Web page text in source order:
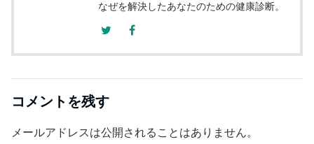
なぜを解決したあなたのための健康診断。
コメントを残す
メールアドレスは公開されることはありません。